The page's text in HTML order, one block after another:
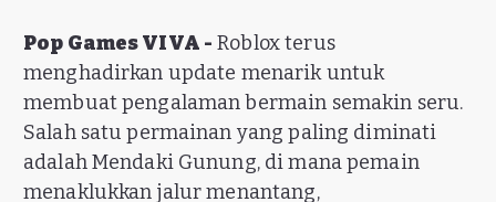
Pop Games VIVA - Roblox terus
menghadirkan update menarik untuk
membuat pengalaman bermain semakin seru.
Salah satu permainan yang paling diminati
adalah Mendaki Gunung, di mana pemain
menaklukkan jalur menantang,